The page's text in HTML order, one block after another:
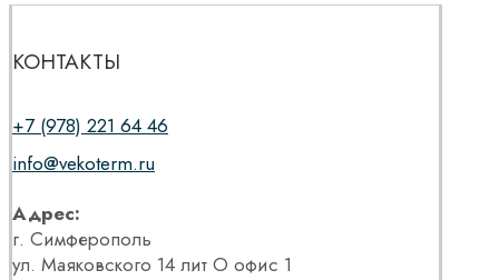
КОНТАКТЫ
+7 (978) 221 64 46
info@vekoterm.ru
Адрес:
г. Симферополь
ул. Маяковского 14 лит О офис 1